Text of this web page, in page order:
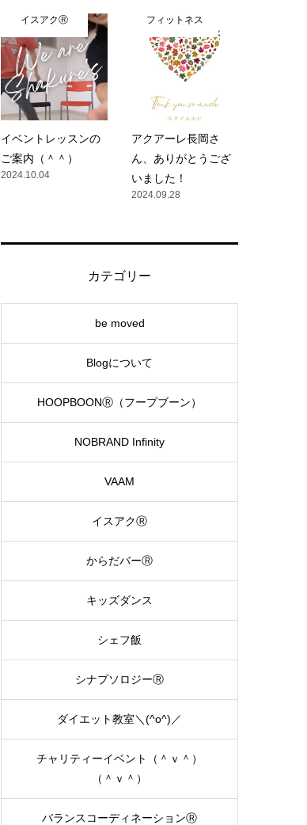
イスアクⓇ
イベントレッスンの
ご案内（＾＾）
2024.10.04
フィットネス
アクアーレ長岡さ
ん、ありがとうござ
いました！
2024.09.28
カテゴリー
be moved
Blogについて
HOOPBOONⓇ（フープブーン）
NOBRAND Infinity
VAAM
イスアクⓇ
からだバーⓇ
キッズダンス
シェフ飯
シナプソロジーⓇ
ダイエット教室＼(^o^)／
チャリティーイベント（＾ｖ＾）
（＾ｖ＾）
バランスコーディネーションⓇ